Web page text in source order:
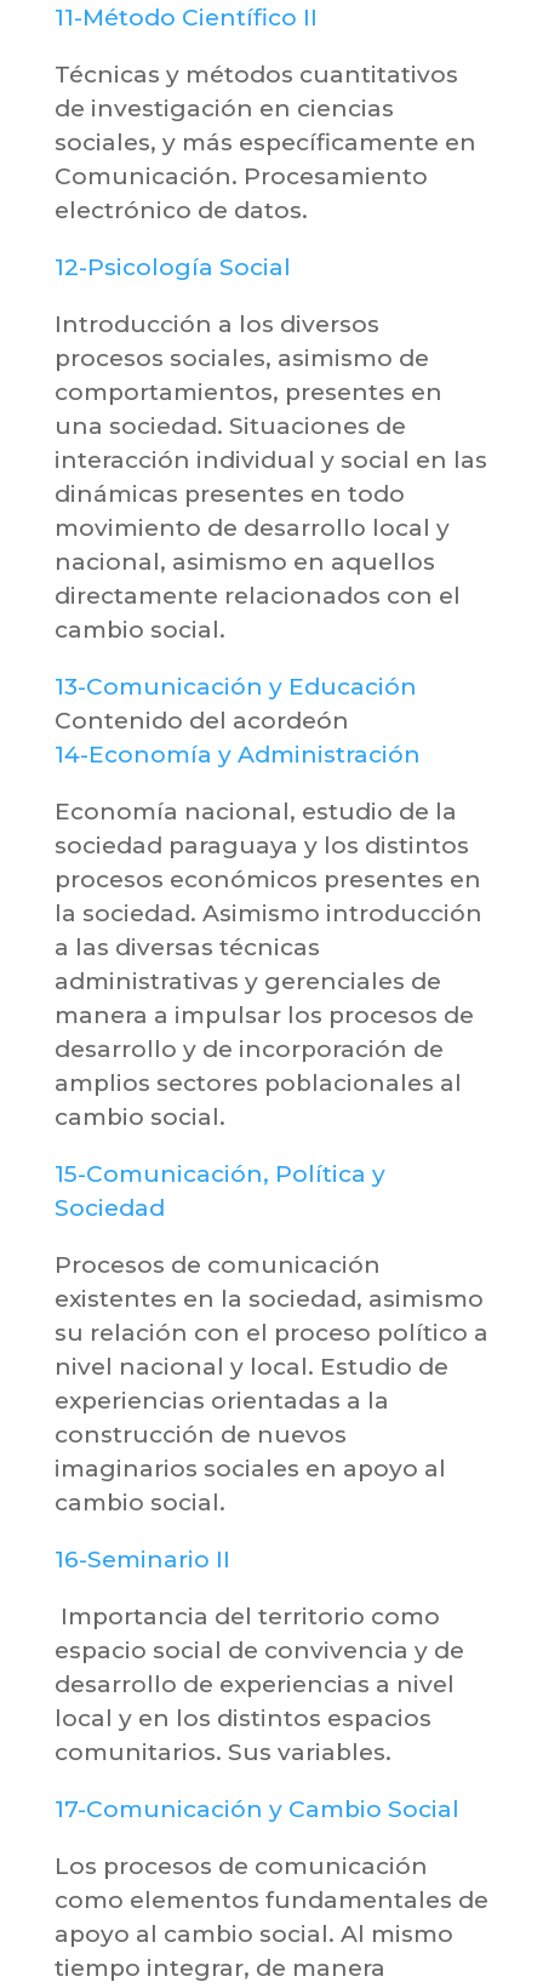
11-Método Científico II
Técnicas y métodos cuantitativos
de investigación en ciencias
sociales, y más específicamente en
Comunicación. Procesamiento
electrónico de datos.
12-Psicología Social
Introducción a los diversos
procesos sociales, asimismo de
comportamientos, presentes en
una sociedad. Situaciones de
interacción individual y social en las
dinámicas presentes en todo
movimiento de desarrollo local y
nacional, asimismo en aquellos
directamente relacionados con el
cambio social.
13-Comunicación y Educación
Contenido del acordeón
14-Economía y Administración
Economía nacional, estudio de la
sociedad paraguaya y los distintos
procesos económicos presentes en
la sociedad. Asimismo introducción
a las diversas técnicas
administrativas y gerenciales de
manera a impulsar los procesos de
desarrollo y de incorporación de
amplios sectores poblacionales al
cambio social.
15-Comunicación, Política y
Sociedad
Procesos de comunicación
existentes en la sociedad, asimismo
su relación con el proceso político a
nivel nacional y local. Estudio de
experiencias orientadas a la
construcción de nuevos
imaginarios sociales en apoyo al
cambio social.
16-Seminario II
Importancia del territorio como
espacio social de convivencia y de
desarrollo de experiencias a nivel
local y en los distintos espacios
comunitarios. Sus variables.
17-Comunicación y Cambio Social
Los procesos de comunicación
como elementos fundamentales de
apoyo al cambio social. Al mismo
tiempo integrar, de manera